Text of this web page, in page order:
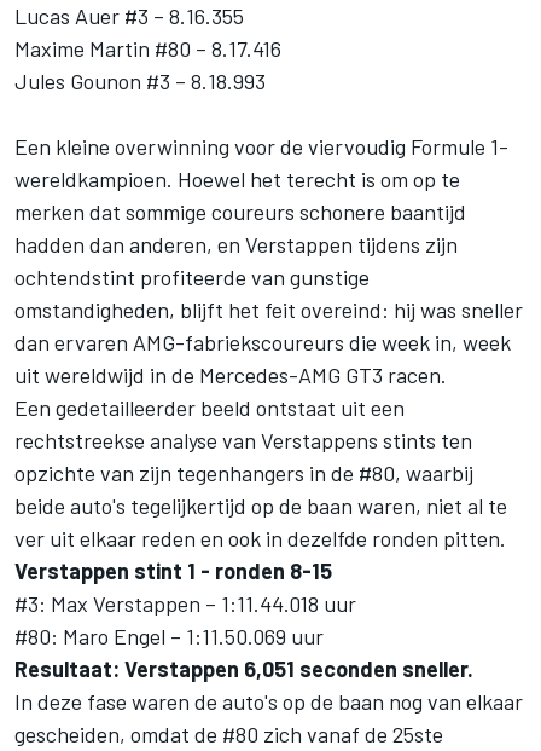
Lucas Auer #3 – 8.16.355
Maxime Martin #80 – 8.17.416
Jules Gounon #3 – 8.18.993
Een kleine overwinning voor de viervoudig Formule 1-
wereldkampioen. Hoewel het terecht is om op te
merken dat sommige coureurs schonere baantijd
hadden dan anderen, en Verstappen tijdens zijn
ochtendstint profiteerde van gunstige
omstandigheden, blijft het feit overeind: hij was sneller
dan ervaren AMG-fabriekscoureurs die week in, week
uit wereldwijd in de Mercedes-AMG GT3 racen.
Een gedetailleerder beeld ontstaat uit een
rechtstreekse analyse van Verstappens stints ten
opzichte van zijn tegenhangers in de #80, waarbij
beide auto's tegelijkertijd op de baan waren, niet al te
ver uit elkaar reden en ook in dezelfde ronden pitten.
Verstappen stint 1 - ronden 8-15
#3: Max Verstappen – 1:11.44.018 uur
#80: Maro Engel – 1:11.50.069 uur
Resultaat: Verstappen 6,051 seconden sneller.
In deze fase waren de auto's op de baan nog van elkaar
gescheiden, omdat de #80 zich vanaf de 25ste